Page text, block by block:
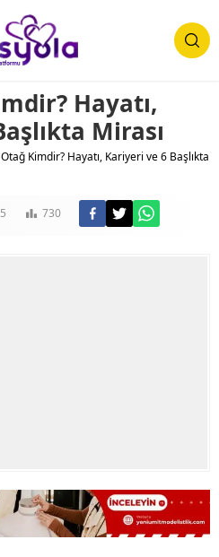
Hayatı,
Mirası
Otağ Kimdir? Hayatı, Kariyeri ve 6 Başlıkta
730